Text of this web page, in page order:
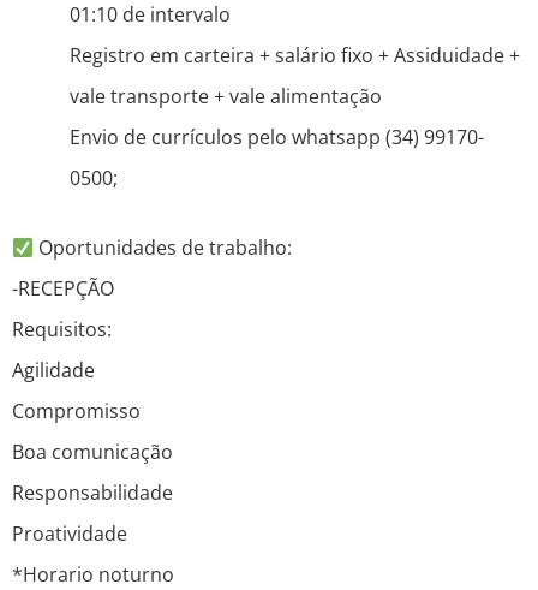
01:10 de intervalo
Registro em carteira + salário fixo + Assiduidade +
vale transporte + vale alimentação
Envio de currículos pelo whatsapp (34) 99170-
0500;
Oportunidades de trabalho:
-RECEPÇÃO
Requisitos:
Agilidade
Compromisso
Boa comunicação
Responsabilidade
Proatividade
*Horario noturno